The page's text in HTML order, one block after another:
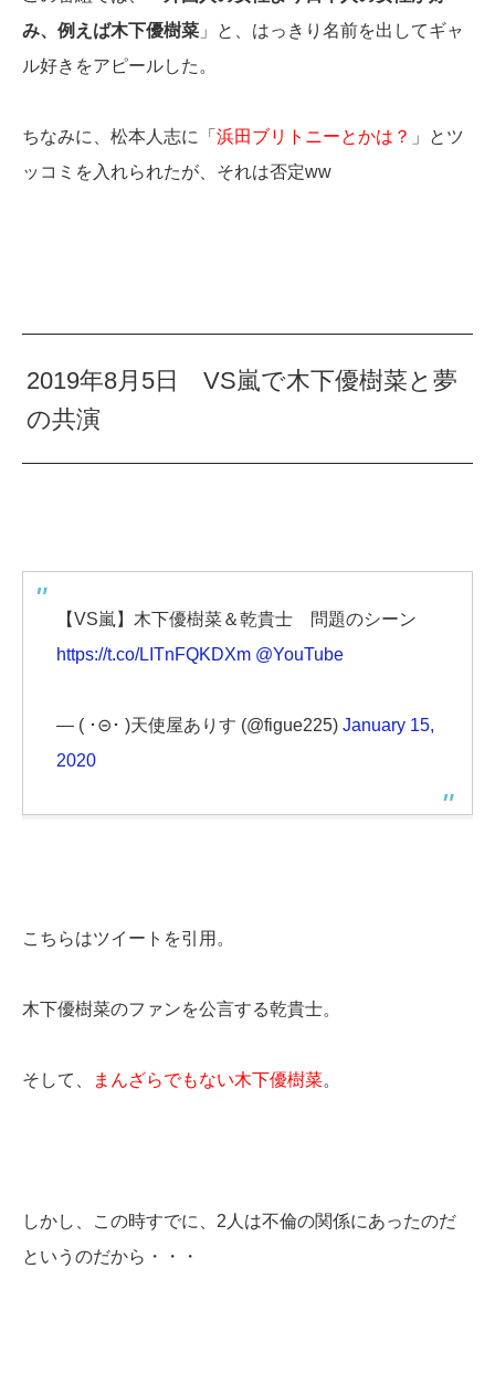
み、例えば木下優樹菜 」と、はっきり名前を出してギャ
ル好きをアピールした。
ちなみに、松本人志に「 浜田ブリトニーとかは？ 」とツ
ッコミを入れられたが、それは否定ww
2019年8月5日 VS嵐で木下優樹菜と夢
の共演
【VS嵐】木下優樹菜＆乾貴士 問題のシーン
https://t.co/LITnFQKDXm @YouTube
— ( ･⊝･ )天使屋ありす (@figue225) January 15,
2020
こちらはツイートを引用。
木下優樹菜のファンを公言する乾貴士。
そして、 まんざらでもない木下優樹菜。
しかし、この時すでに、2人は不倫の関係にあったのだ
というのだから・・・